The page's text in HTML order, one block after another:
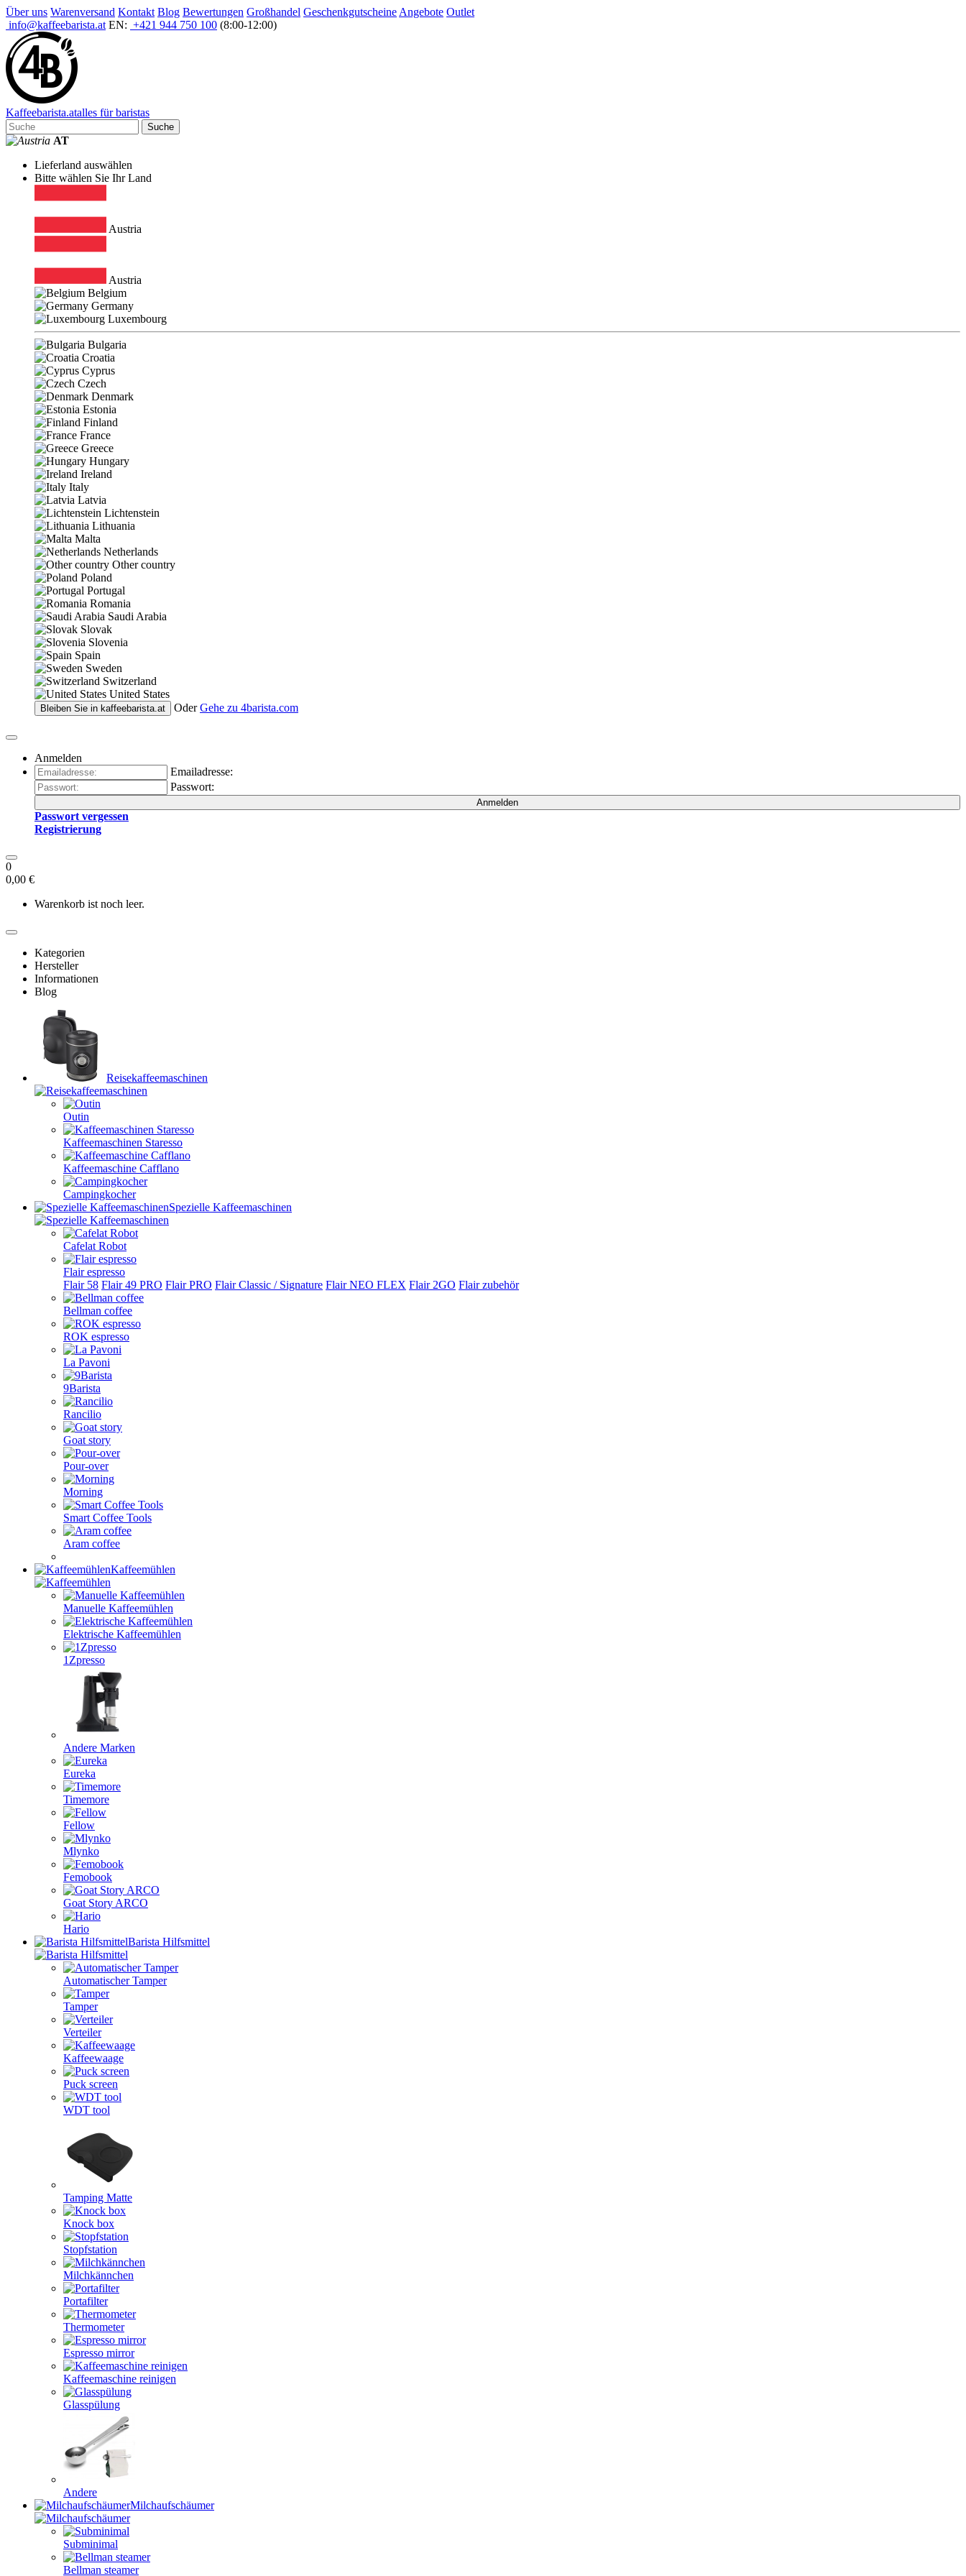
Über uns Warenversand Kontakt Blog Bewertungen Großhandel Geschenkgutscheine Angebote Outlet
info@kaffeebarista.at EN: +421 944 750 100 (8:00-12:00)
Kaffeebarista.atalles für baristas
Suche
AT
Lieferland auswählen
Bitte wählen Sie Ihr Land
Austria
Austria
Belgium
Germany
Luxembourg
Bulgaria
Croatia
Cyprus
Czech
Denmark
Estonia
Finland
France
Greece
Hungary
Ireland
Italy
Latvia
Lichtenstein
Lithuania
Malta
Netherlands
Other country
Poland
Portugal
Romania
Saudi Arabia
Slovak
Slovenia
Spain
Sweden
Switzerland
United States
Bleiben Sie in kaffeebarista.at Oder Gehe zu 4barista.com
Anmelden
Emailadresse:
Passwort:
Anmelden
Passwort vergessen
Registrierung
0
0,00 €
Warenkorb ist noch leer.
Kategorien
Hersteller
Informationen
Blog
Reisekaffeemaschinen
Outin
Kaffeemaschinen Staresso
Kaffeemaschine Cafflano
Campingkocher
Spezielle Kaffeemaschinen
Cafelat Robot
Flair espresso
Flair 58 Flair 49 PRO Flair PRO Flair Classic / Signature Flair NEO FLEX Flair 2GO Flair zubehör
Bellman coffee
ROK espresso
La Pavoni
9Barista
Rancilio
Goat story
Pour-over
Morning
Smart Coffee Tools
Aram coffee
Kaffeemühlen
Manuelle Kaffeemühlen
Elektrische Kaffeemühlen
1Zpresso
Andere Marken
Eureka
Timemore
Fellow
Mlynko
Femobook
Goat Story ARCO
Hario
Barista Hilfsmittel
Automatischer Tamper
Tamper
Verteiler
Kaffeewaage
Puck screen
WDT tool
Tamping Matte
Knock box
Stopfstation
Milchkännchen
Portafilter
Thermometer
Espresso mirror
Kaffeemaschine reinigen
Glasspülung
Andere
Milchaufschäumer
Subminimal
Bellman steamer